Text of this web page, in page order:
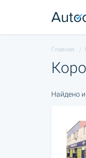
Главная
Найдено